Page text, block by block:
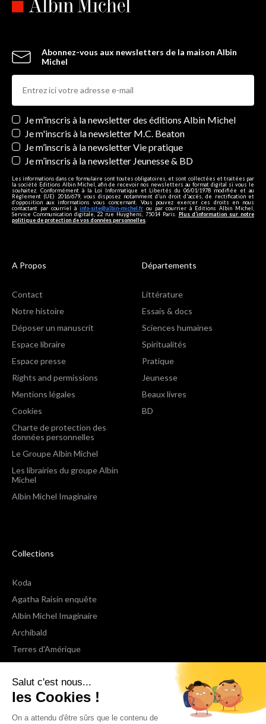
Salut c'est nous...
les Cookies !
On a attendu d'être sûrs que le contenu de
Abonnez-vous aux newsletters de la maison Albin
Michel
Newsletters
Je m’inscris à la newsletter des éditions Albin Michel
Je m'inscris à la newsletter M.C. Beaton
Je m’inscris à la newsletter Vie pratique
Je m’inscris à la newsletter Jeunesse & BD
Les informations dans ce formulaire sont toutes obligatoires, et sont collectées et traitées par
la société Editions Albin Michel, afin de recevoir nos newsletters au format digital si vous le
souhaitez. Conformément à la Loi Informatique et Libertés du 06/01/1978 modifiée et au
Règlement (UE) 2016/679, vous disposez notamment d'un droit d'accès, de rectification et
d’opposition aux informations vous concernant. Vous pouvez exercer ces droits en nous
contactant par courriel à info-site@albin-michel.fr ou par courrier à Editions Albin Michel,
Service Communication digitale, 22 rue Huyghens, 75014 Paris. Plus d’information sur notre
politique de protection de vos données personnelles
A Propos
Contact
Notre histoire
Déposer un manuscrit
Espace libraire
Espace presse
Rights and permissions
Mentions légales
Cookies
Charte de protection des
données personnelles
Le Groupe Albin Michel
Les librairies du groupe Albin
Michel
Albin Michel Imaginaire
Départements
Littérature
Essais & docs
Sciences humaines
Spiritualités
Pratique
Jeunesse
Beaux livres
BD
Collections
Koda
Agatha Raisin enquête
Albin Michel Imaginaire
Archibald
Terres d'Amérique
Espaces Libres Poche
NOX
Wiz
Voir toutes les collections